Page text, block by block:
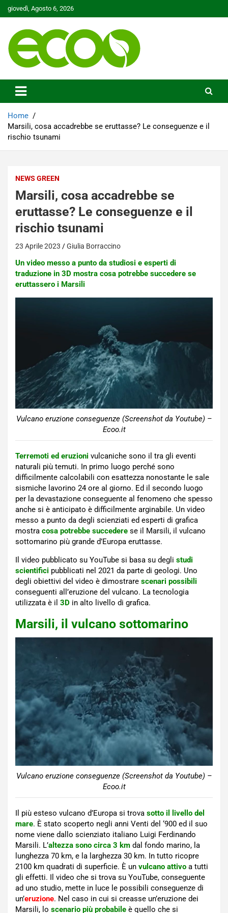
Skip
to
giovedì, Agosto 6, 2026
Ecoo.it
Home
Marsili, cosa accadrebbe se eruttasse? Le conseguenze e il
rischio tsunami
NEWS GREEN
Marsili, cosa accadrebbe se
eruttasse? Le conseguenze e il
rischio tsunami
23 Aprile 2023 Giulia Borraccino
Un video messo a punto da studiosi e esperti di
traduzione in 3D mostra cosa potrebbe succedere se
eruttassero i Marsili
Vulcano eruzione conseguenze (Screenshot da Youtube) –
Ecoo.it
Terremoti ed eruzioni vulcaniche sono il tra gli eventi
naturali più temuti. In primo luogo perché sono
difficilmente calcolabili con esattezza nonostante le sale
sismiche lavorino 24 ore al giorno. Ed il secondo luogo
per la devastazione conseguente al fenomeno che spesso
anche si è anticipato è difficilmente arginabile. Un video
messo a punto da degli scienziati ed esperti di grafica
mostra cosa potrebbe succedere se il Marsili, il vulcano
sottomarino più grande d’Europa eruttasse.
Il video pubblicato su YouTube si basa su degli studi
scientifici pubblicati nel 2021 da parte di geologi. Uno
degli obiettivi del video è dimostrare scenari possibili
conseguenti all’eruzione del vulcano. La tecnologia
utilizzata è il 3D in alto livello di grafica.
Marsili, il vulcano sottomarino
Vulcano eruzione conseguenze (Screenshot da Youtube) –
Ecoo.it
Il più esteso vulcano d’Europa si trova sotto il livello del
mare. È stato scoperto negli anni Venti del ‘900 ed il suo
nome viene dallo scienziato italiano Luigi Ferdinando
Marsili. L’altezza sono circa 3 km dal fondo marino, la
lunghezza 70 km, e la larghezza 30 km. In tutto ricopre
2100 km quadrati di superficie. È un vulcano attivo a tutti
gli effetti. Il video che si trova su YouTube, conseguente
ad uno studio, mette in luce le possibili conseguenze di
un’eruzione. Nel caso in cui si creasse un’eruzione dei
Marsili, lo scenario più probabile è quello che si